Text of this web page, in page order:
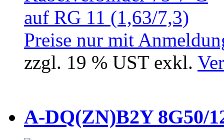
Preise nur mit
zzgl. 19 % UST exkl.
A-DQ(ZN)B2Y 8G50/